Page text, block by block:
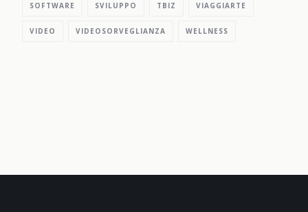
SOFTWARE SVILUPPO TBIZ VIAGGIARTE
VIDEO VIDEOSORVEGLIANZA WELLNESS